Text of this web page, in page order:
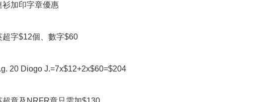
衫加印字章優惠
超字$12個、數字$60
20 Diogo J.=7x$12+2x$60=$204